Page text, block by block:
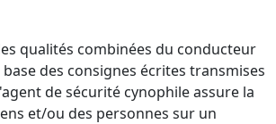
qualités combinées du conducteur
des consignes écrites transmises
de sécurité cynophile assure la
et/ou des personnes sur un